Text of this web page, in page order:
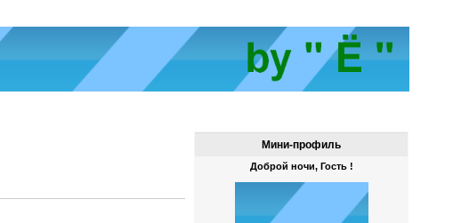
Мини-профиль
Доброй ночи, Гость !